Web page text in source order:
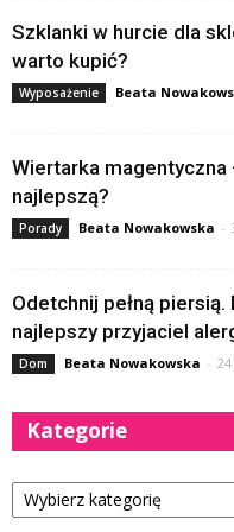
Szklanki w hurcie dla
warto kupić?
Wyposażenie Beata
Wiertarka
najlepszą?
Porady Beata Nowakowska -
Odetchnij pełną
najlepszy przyjaciel
Dom Beata Nowakowska -
Kategorie
Kategorie